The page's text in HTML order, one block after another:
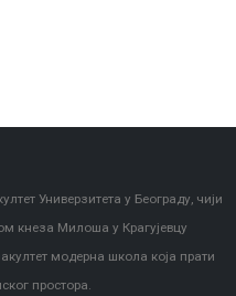
Универзитета у Београду, чији
кнеза Милоша у Крагујевцу
модерна школа која прати
простора.